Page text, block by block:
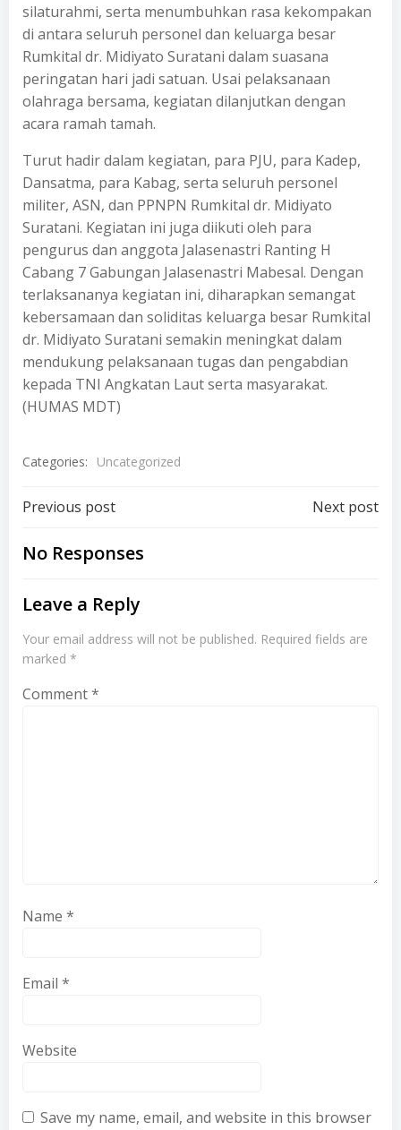
silaturahmi, serta menumbuhkan rasa kekompakan
di antara seluruh personel dan keluarga besar
Rumkital dr. Midiyato Suratani dalam suasana
peringatan hari jadi satuan. Usai pelaksanaan
olahraga bersama, kegiatan dilanjutkan dengan
acara ramah tamah.
Turut hadir dalam kegiatan, para PJU, para Kadep,
Dansatma, para Kabag, serta seluruh personel
militer, ASN, dan PPNPN Rumkital dr. Midiyato
Suratani. Kegiatan ini juga diikuti oleh para
pengurus dan anggota Jalasenastri Ranting H
Cabang 7 Gabungan Jalasenastri Mabesal. Dengan
terlaksananya kegiatan ini, diharapkan semangat
kebersamaan dan soliditas keluarga besar Rumkital
dr. Midiyato Suratani semakin meningkat dalam
mendukung pelaksanaan tugas dan pengabdian
kepada TNI Angkatan Laut serta masyarakat.
(HUMAS MDT)
Categories: Uncategorized
Post
navigation
Previous post Next post
No Responses
Leave a Reply
Your email address will not be published. Required fields are
marked *
Comment*
Name *
Email *
Website
Save my name, email, and website in this browser